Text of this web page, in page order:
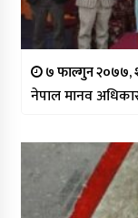
७ फाल्गुन २०७७,
नेपाल मानव